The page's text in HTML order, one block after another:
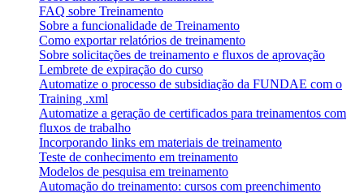
FAQ sobre Treinamento
Sobre a funcionalidade de Treinamento
Como exportar relatórios de treinamento
Sobre solicitações de treinamento e fluxos de aprovação
Lembrete de expiração do curso
Automatize o processo de subsidiação da FUNDAE com o
Training .xml
Automatize a geração de certificados para treinamentos com
fluxos de trabalho
Incorporando links em materiais de treinamento
Teste de conhecimento em treinamento
Modelos de pesquisa em treinamento
Automação do treinamento: cursos com preenchimento